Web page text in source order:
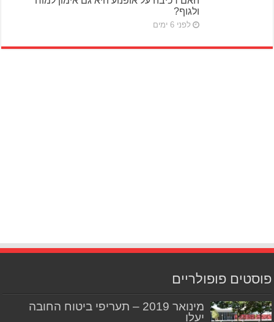
ולגוף?
לפני 6 ימים
פוסטים פופולריים
מינואר 2019 – תעריפי ביטוח החובה
יעלו